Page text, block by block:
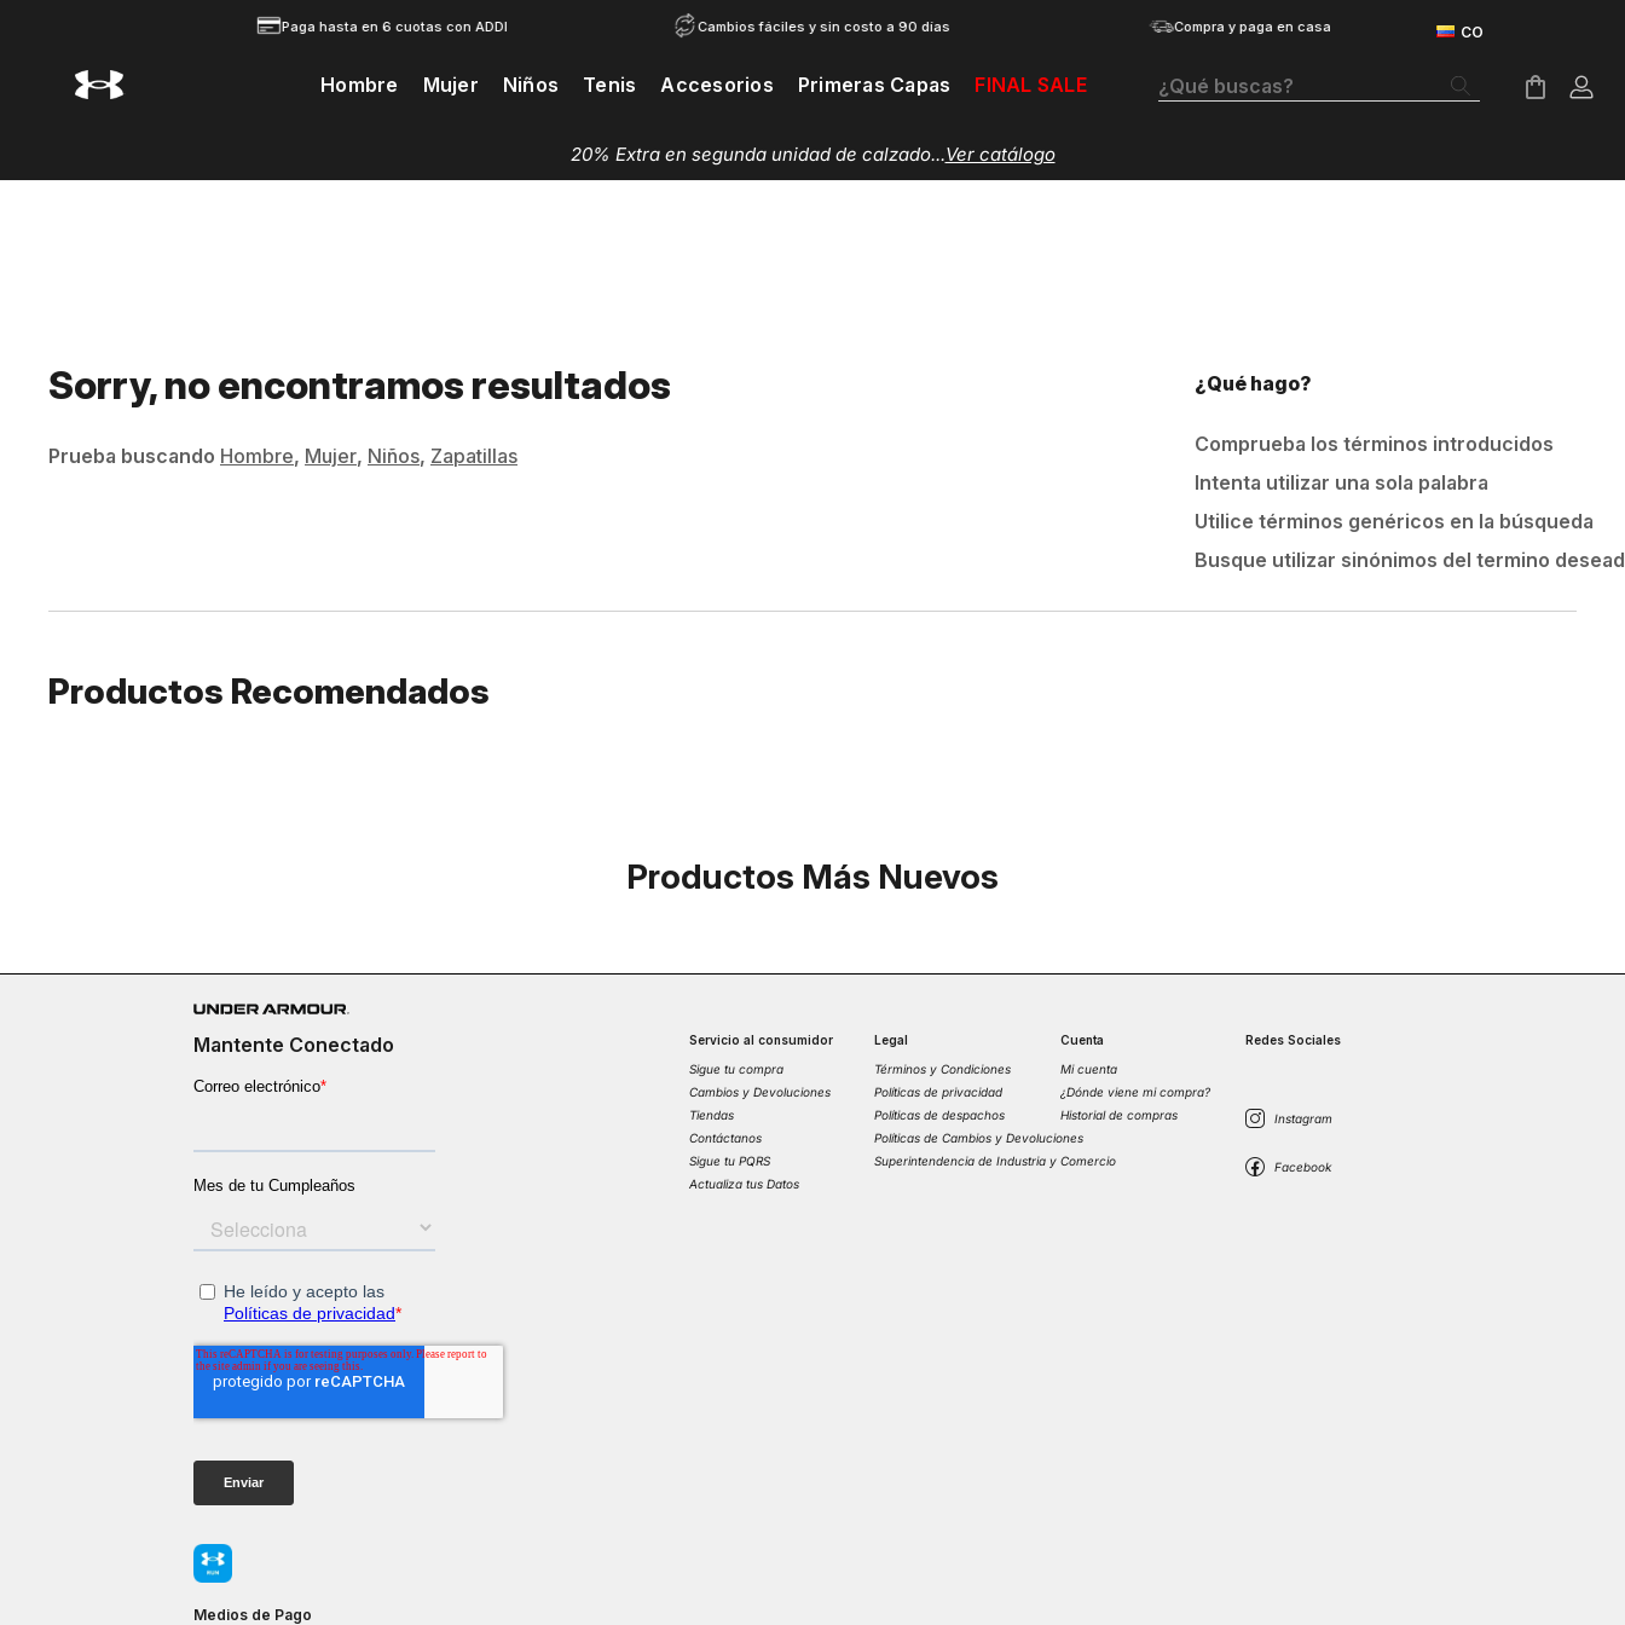
Paga hasta en 6 cuotas con ADDI Cambios fáciles y sin costo a 90 días Compra y paga en casa
Hombre Mujer Niños Tenis Accesorios Primeras Capas FINAL SALE ¿Qué buscas?
20% Extra en segunda unidad de calzado...Ver catálogo
Sorry, no encontramos resultados
Prueba buscando Hombre, Mujer, Niños, Zapatillas
¿Qué hago?
Comprueba los términos introducidos
Intenta utilizar una sola palabra
Utilice términos genéricos en la búsqueda
Busque utilizar sinónimos del termino
Productos Recomendados
Productos Más Nuevos
Mantente Conectado
Medios de Pago
Servicio al consumidor
Sigue tu compra
Cambios y Devoluciones
Tiendas
Contáctanos
Sigue tu PQRS
Actualiza tus Datos
Legal
Términos y Condiciones
Políticas de privacidad
Políticas de despachos
Políticas de Cambios y Devoluciones
Superintendencia de Industria y Comercio
Cuenta
Mi cuenta
¿Dónde viene mi compra?
Historial de compras
Redes Sociales
Botas
Guayos
Velociti Distance
Velociti